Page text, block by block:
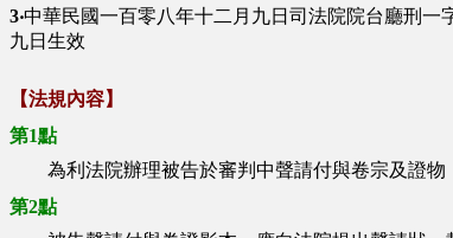
3‧中華民國一百零八年十二月九日司法院院台廳刑一
九日生效
【法規內容】
第1點
為利法院辦理被告於審判中聲請付與卷宗及證物
第2點